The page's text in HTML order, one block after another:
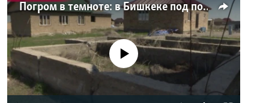
Погром в темноте: в Бишкеке под покровом ночи неизвестные на тракторе снесли три десятка частных домов
No media source currently available